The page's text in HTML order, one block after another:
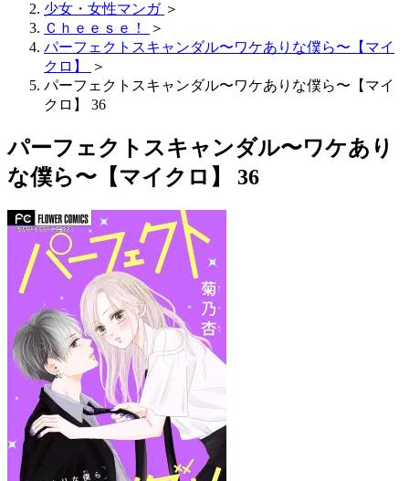
少女・女性マンガ ＞
Ｃｈｅｅｓｅ！
＞
パーフェクトスキャンダル〜ワケありな僕ら〜【マイ
クロ】
＞
パーフェクトスキャンダル〜ワケありな僕ら〜【マイ
クロ】 36
パーフェクトスキャンダル〜ワケあり
な僕ら〜【マイクロ】 36